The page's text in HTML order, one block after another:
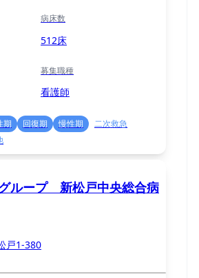
病床数
512床
募集職種
看護師
期 回復期 慢性期
二次救急
ループ 新松戸中央総合病
戸1-380